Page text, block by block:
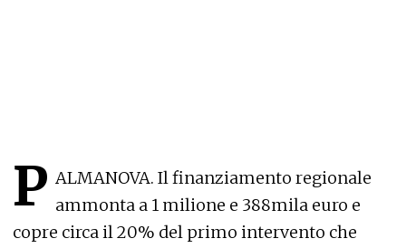
P ALMANOVA. Il finanziamento regionale
ammonta a 1 milione e 388mila euro e
copre circa il 20% del primo intervento che